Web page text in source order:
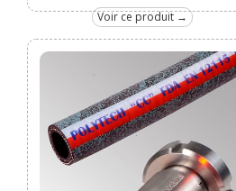
Voir ce produit →